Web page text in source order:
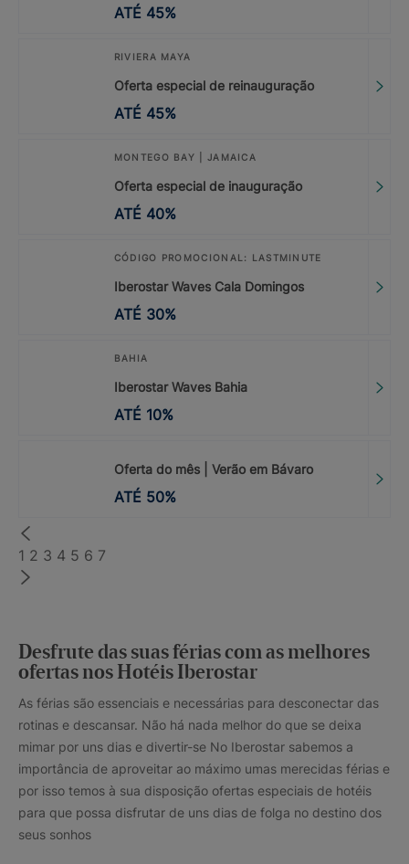
ATÉ 45%
RIVIERA MAYA
Oferta especial de reinauguração
ATÉ 45%
MONTEGO BAY | JAMAICA
Oferta especial de inauguração
ATÉ 40%
CÓDIGO PROMOCIONAL: LASTMINUTE
Iberostar Waves Cala Domingos
ATÉ 30%
BAHIA
Iberostar Waves Bahia
ATÉ 10%
Oferta do mês | Verão em Bávaro
ATÉ 50%
1 2 3 4 5 6 7
Desfrute das suas férias com as melhores
ofertas nos Hotéis Iberostar
As férias são essenciais e necessárias para desconectar das
rotinas e descansar. Não há nada melhor do que se deixa
mimar por uns dias e divertir-se No Iberostar sabemos a
importância de aproveitar ao máximo umas merecidas férias e
por isso temos à sua disposição ofertas especiais de hotéis
para que possa disfrutar de uns dias de folga no destino dos
seus sonhos